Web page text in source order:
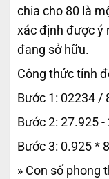
chia cho 80 là
xác định được ý
đang sở hữu.
Công thức tính
Bước 1: 02234 /
Bước 2: 27.925
Bước 3: 0.925 *
» Con số phong